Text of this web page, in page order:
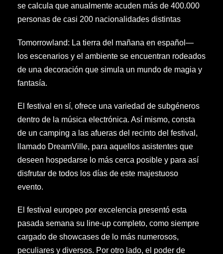
se calcula que anualmente acuden más de 400.000
personas de casi 200 nacionalidades distintas
Tomorrowland: La tierra del mañana en español—
los escenarios y el ambiente se encuentran rodeados
de una decoración que simula un mundo de magia y
fantasía.
El festival en sí, ofrece una variedad de subgéneros
dentro de la música electrónica. Así mismo, consta
de un camping a las afueras del recinto del festival,
llamado DreamVille, para aquellos asistentes que
deseen hospedarse lo más cerca posible y para así
disfrutar de todos los días de este majestuoso
evento.
El festival europeo por excelencia presentó esta
pasada semana su line-up completo, como siempre
cargado de showcases de lo más numerosos,
peculiares y diversos. Por otro lado, el poder de